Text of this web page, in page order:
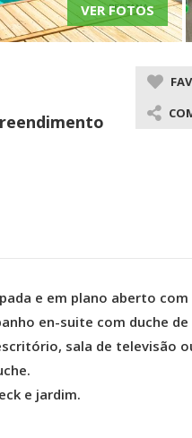
VER FOTOS
e em plano aberto
en-suite com duche
sala de televisão
e jardim.